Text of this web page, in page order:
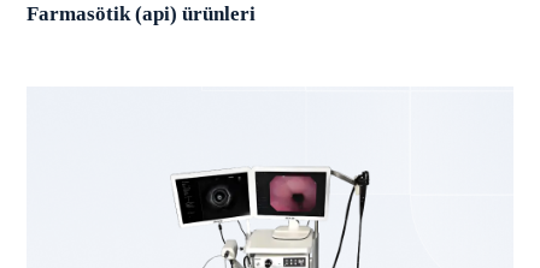
Farmasötik (api) ürünleri